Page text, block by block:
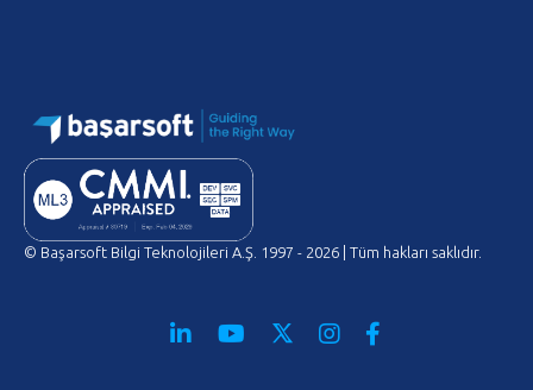
© Başarsoft Bilgi Teknolojileri A.Ş. 1997 - 2026 | Tüm hakları saklıdır.